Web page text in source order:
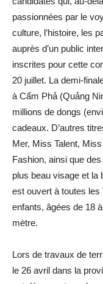
passionnées par le
culture, l’histoire, les
auprès d’un public
inscrites pour cette
20 juillet. La demi-
à Cẩm Phả (Quảng
millions de dongs
cadeaux. D’autres
Mer, Miss Talent,
Fashion, ainsi que
plus beau visage et la
est ouvert à toutes
enfants, âgées de 18
mètre.
Lors de travaux de
le 26 avril dans la